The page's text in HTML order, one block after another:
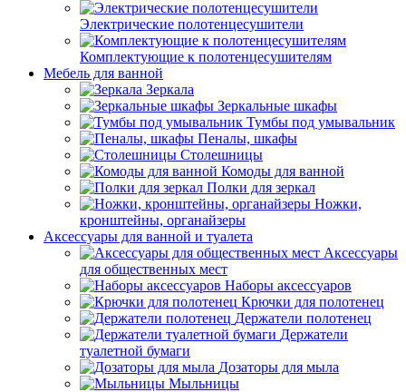
Электрические полотенцесушители
Комплектующие к полотенцесушителям
Мебель для ванной
Зеркала
Зеркальные шкафы
Тумбы под умывальник
Пеналы, шкафы
Столешницы
Комоды для ванной
Полки для зеркал
Ножки,
кронштейны, органайзеры
Аксессуары для ванной и туалета
Аксессуары
для общественных мест
Наборы аксессуаров
Крючки для полотенец
Держатели полотенец
Держатели
туалетной бумаги
Дозаторы для мыла
Мыльницы